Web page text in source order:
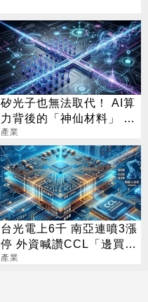
矽光子也無法取代！ AI算
力背後的「神仙材料」 這
幾家默默爆賺
產業
台光電上6千 南亞連噴3漲
停 外資喊讚CCL「邊買邊
升評」
產業